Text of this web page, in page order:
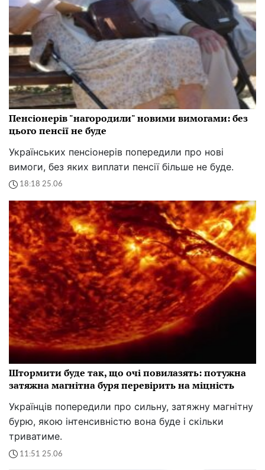
Пенсіонерів "нагородили" новими вимогами: без
цього пенсії не буде
Українських пенсіонерів попередили про нові
вимоги, без яких виплати пенсії більше не буде.
18:18 25.06
Штормити буде так, що очі повилазять: потужна
затяжна магнітна буря перевірить на міцність
Українців попередили про сильну, затяжну магнітну
бурю, якою інтенсивністю вона буде і скільки
триватиме.
11:51 25.06